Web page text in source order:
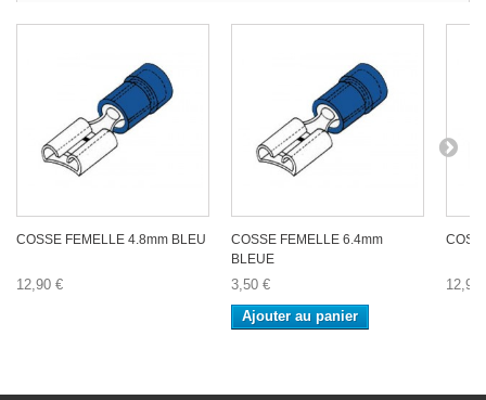
COSSE FEMELLE 4.8mm BLEU
12,90 €
COSSE FEMELLE 6.4mm
BLEUE
3,50 €
Ajouter au panier
12,90